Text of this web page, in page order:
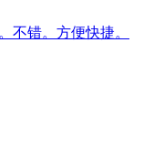
不错。方便快捷。